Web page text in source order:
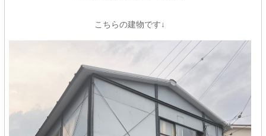
こちらの建物です↓